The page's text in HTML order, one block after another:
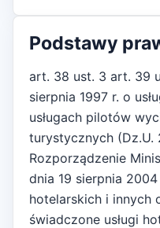
Podstawy
art. 38 ust. 3 art. 39
sierpnia 1997 r. o
usługach pilotów
turystycznych (Dz.U.
Rozporządzenie
dnia 19 sierpnia
hotelarskich i innych
świadczone usługi